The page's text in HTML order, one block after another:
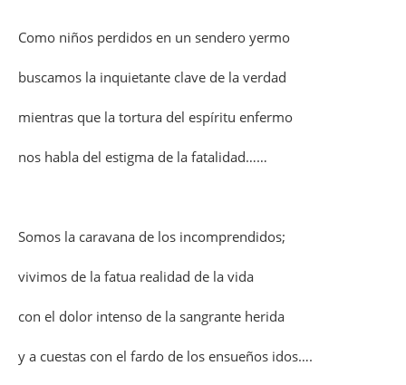
Como niños perdidos en un sendero yermo
buscamos la inquietante clave de la verdad
mientras que la tortura del espíritu enfermo
nos habla del estigma de la fatalidad……
Somos la caravana de los incomprendidos;
vivimos de la fatua realidad de la vida
con el dolor intenso de la sangrante herida
y a cuestas con el fardo de los ensueños idos….